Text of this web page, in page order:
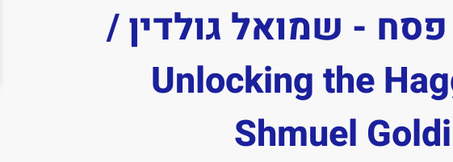
- שמואל גולדין /
Unlocking the
Shmuel